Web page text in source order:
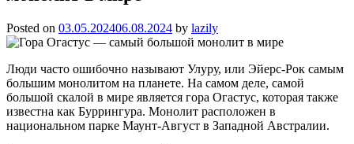
Posted on 03.05.202406.08.2024 by lazily
Люди часто ошибочно называют Улуру, или Эйерс-Рок самым
большим монолитом на планете. На самом деле, самой
большой скалой в мире является гора Огастус, которая также
известна как Буррингура. Монолит расположен в
национальном парке Маунт-Август в Западной Австралии.